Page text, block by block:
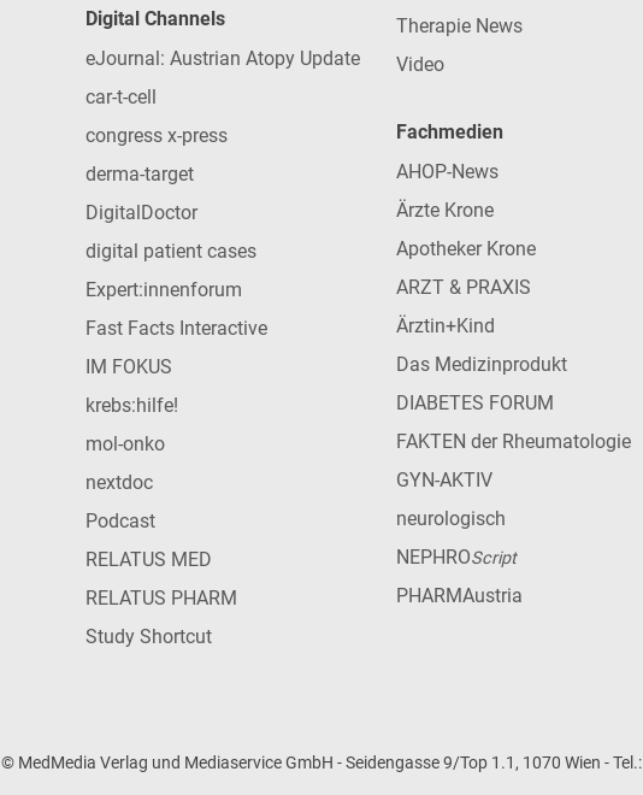
Digital Channels
eJournal: Austrian Atopy Update
car-t-cell
congress x-press
derma-target
DigitalDoctor
digital patient cases
Expert:innenforum
Fast Facts Interactive
IM FOKUS
krebs:hilfe!
mol-onko
nextdoc
Podcast
RELATUS MED
RELATUS PHARM
Study Shortcut
Therapie News
Video
Fachmedien
AHOP-News
Ärzte Krone
Apotheker Krone
ARZT & PRAXIS
Ärztin+Kind
Das Medizinprodukt
DIABETES FORUM
FAKTEN der Rheumatologie
GYN-AKTIV
neurologisch
NEPHROScript
PHARMAustria
© MedMedia Verlag und Mediaservice GmbH - Seidengasse 9/Top 1.1, 1070 Wien - Tel.: